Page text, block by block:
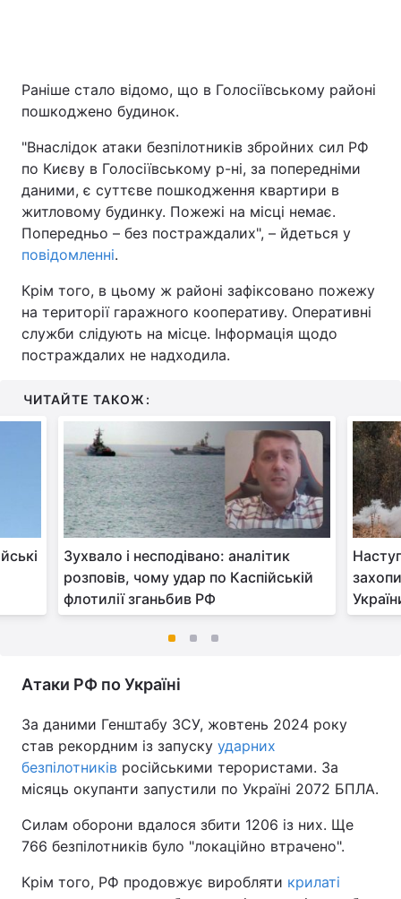
Раніше стало відомо, що в Голосіївському районі
пошкоджено будинок.
"Внаслідок атаки безпілотників збройних сил РФ
по Києву в Голосіївському р-ні, за попередніми
даними, є суттєве пошкодження квартири в
житловому будинку. Пожежі на місці немає.
Попередньо – без постраждалих", – йдеться у
повідомленні.
Крім того, в цьому ж районі зафіксовано пожежу
на території гаражного кооперативу. Оперативні
служби слідують на місце. Інформація щодо
постраждалих не надходила.
ЧИТАЙТЕ ТАКОЖ:
Зухвало і несподівано: аналітик
розповів, чому удар по Каспійській
флотилії зганьбив РФ
Атаки РФ по Україні
За даними Генштабу ЗСУ, жовтень 2024 року
став рекордним із запуску ударних
безпілотників російськими терористами. За
місяць окупанти запустили по Україні 2072 БПЛА.
Силам оборони вдалося збити 1206 із них. Ще
766 безпілотників було "локаційно втрачено".
Крім того, РФ продовжує виробляти крилаті